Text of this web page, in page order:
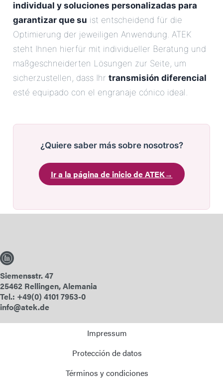
individual y soluciones personalizadas para
garantizar que su ist entscheidend für die
Optimierung der jeweiligen Anwendung. ATEK
steht Ihnen hierfür mit individueller Beratung und
maßgeschneiderten Lösungen zur Seite, um
sicherzustellen, dass Ihr transmisión diferencial
esté equipado con el engranaje cónico ideal.
¿Quiere saber más sobre nosotros?
Ir a la página de inicio de ATEK→
Siemensstr. 47
25462 Rellingen, Alemania
Tel.: +49(0) 4101 7953-0
info@atek.de
Impressum
Protección de datos
Términos y condiciones